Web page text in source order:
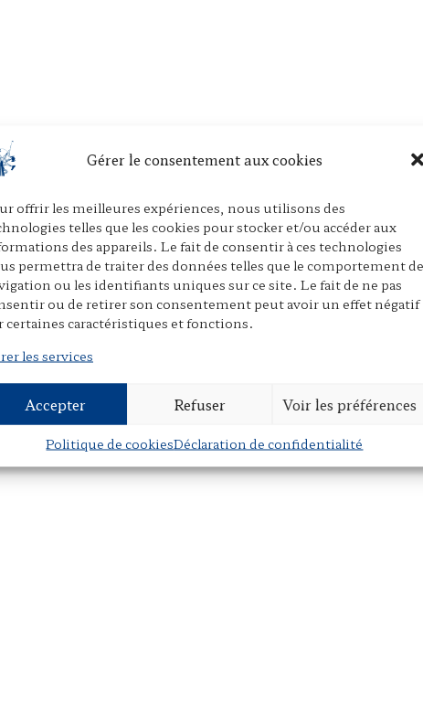
Gérer le consentement aux cookies
offrir les meilleures expériences, nous utilisons des
telles que les cookies pour stocker et/ou accéder aux
des appareils. Le fait de consentir à ces technologies
permettra de traiter des données telles que le comportement de
ou les identifiants uniques sur ce site. Le fait de ne pas
ou de retirer son consentement peut avoir un effet négatif
certaines caractéristiques et fonctions.
les services
Accepter Refuser Voir les préférences
Politique de cookiesDéclaration de confidentialité